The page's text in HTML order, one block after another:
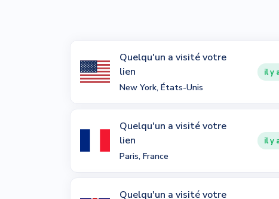
Quelqu'un a visité votre
lien
New York, États-Unis
il y
Quelqu'un a visité votre
lien
Paris, France
il y
Quelqu'un a visité votre